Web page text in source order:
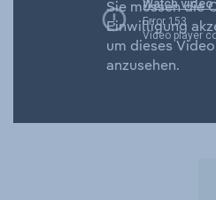
Sie müssen die
Einwilligung
um dieses Video
anzusehen.